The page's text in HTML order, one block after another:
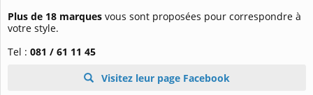
Plus de 18 marques vous sont proposées pour correspondre à
votre style.
Tel : 081 / 61 11 45
Visitez leur page Facebook